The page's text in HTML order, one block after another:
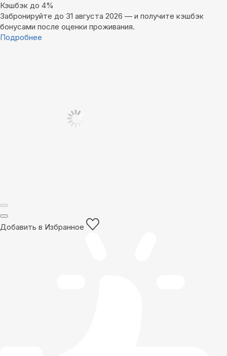
Кэшбэк до 4%
Забронируйте до 31 августа 2026 — и получите кэшбэк
бонусами после оценки проживания.
Подробнее
Добавить в Избранное